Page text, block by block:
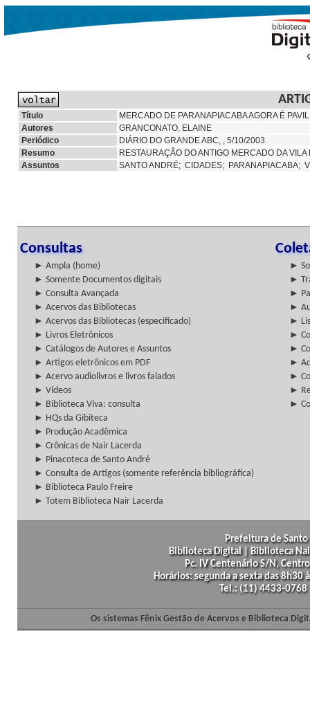
Título
MERCADO DE PARANAPIACABA AGORA É
Autores
GRANCONATO, ELAINE
Periódico
DIÁRIO DO GRANDE ABC, , 5/10/2003.
Resumo
RESTAURAÇÃO DO ANTIGO MERCADO DA
Assuntos
SANTO ANDRÉ; CIDADES; PARANAPIACABA;
Consultas
► Ampla (home)
►
► Somente Documentos digitais
►
► Consulta Avançada
►
► Acervos das Bibliotecas
►
► Acervos das Bibliotecas (especificado)
►
► Livros Eletrônicos
►
► Catálogos de Autores e Assuntos
►
► Artigos eletrônicos em PDF
►
► Acervo audiolivros e livros falados
►
► Vídeos
►
► Biblioteca Viva: consulta
►
► HQs da Gibiteca
► Produção Acadêmica
► Crônicas de Nair Lacerda
► Pinacoteca de Santo André
► Consulta de Artigos (somente referência bibliográfica)
► Biblioteca Paulo Freire
► Totem Biblioteca Nair Lacerda
Prefeitura de
Biblioteca Digital | Biblioteca
Pc. IV Centenário S/N,
Horários: segunda a sexta das
Tel.: (11) 4433-
Os sistemas Fênix Gestão de Acervos e Biblioteca